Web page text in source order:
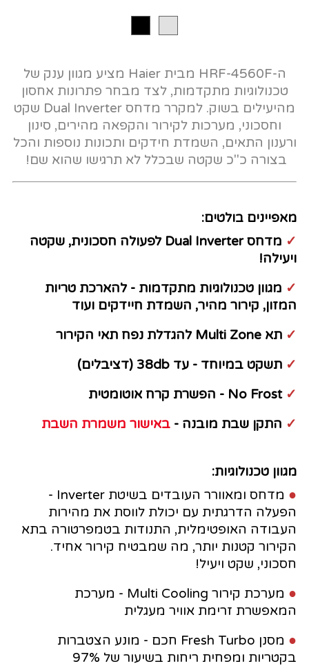
ה-HRF-4560F מבית Haier מציע מגוון ענק של
טכנולוגיות מתקדמות, לצד מבחר פתרונות אחסון
מהיעילים בשוק. למקרר מדחס Dual Inverter שקט
וחסכוני, מערכות לקירור והקפאה מהירים, סינון
ורענון התאים, השמדת חידקים ותכונות נוספות והכל
בצורה כ"כ שקטה שבכלל לא תרגישו שהוא שם!
מאפיינים בולטים:
✓
מדחס Dual Inverter לפעולה חסכונית, שקטה
ויעילה!
✓ מגוון טכנולוגיות מתקדמות - להארכת טריות
המזון, קירור מהיר, השמדת חיידקים ועוד
✓ תא Multi Zone להגדלת נפח תאי הקירור
✓ תשקט במיוחד - עד 38db (דציבלים)
✓ No Frost - הפשרת קרח אוטומטית
✓ התקן שבת מובנה - באישור משמרת השבת
מגוון טכנולוגיות:
●
מדחס ומאוורר העובדים בשיטת Inverter -
הפעלה הדרגתית עם יכולת לווסת את מהירות
העבודה האופטימלית, התנודות בטמפרטורה בתא
הקירור קטנות יותר, מה שמבטיח קירור אחיד.
חסכוני, שקט ויעיל!
●
מערכת קירור Multi Cooling - מערכת
המאפשרת זרימת אוויר מעגלית
●
מסנן Fresh Turbo חכם - מונע הצטברות
בקטריות ומפחית ריחות בשיעור של 97%